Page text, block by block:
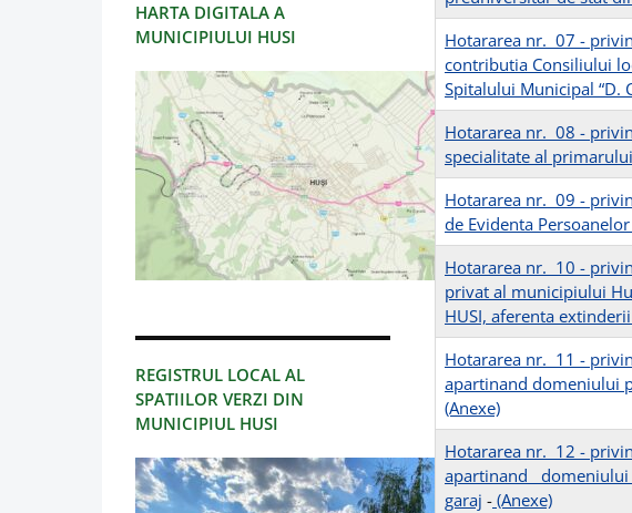
HARTA DIGITALA A
MUNICIPIULUI HUSI
REGISTRUL LOCAL AL
SPATIILOR VERZI DIN
MUNICIPIUL HUSI
Hotararea nr. 07 -
contributia Consiliului
Spitalului Municipal “D.
Hotararea nr. 08 -
specialitate al
Hotararea nr. 09 -
de Evidenta
Hotararea nr. 10 -
privat al municipiului
HUSI, aferenta
Hotararea nr. 11 -
apartinand domeniului
(Anexe)
Hotararea nr. 12 -
apartinand domeniului
garaj - (Anexe)